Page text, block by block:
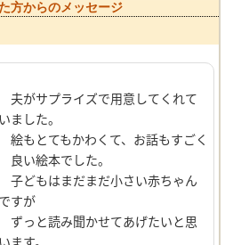
方からのメッセージ
夫がサプライズで用意してくれて
いました。
絵もとてもかわくて、お話もすごく
良い絵本でした。
子どもはまだまだ小さい赤ちゃん
ですが
ずっと読み聞かせてあげたいと思